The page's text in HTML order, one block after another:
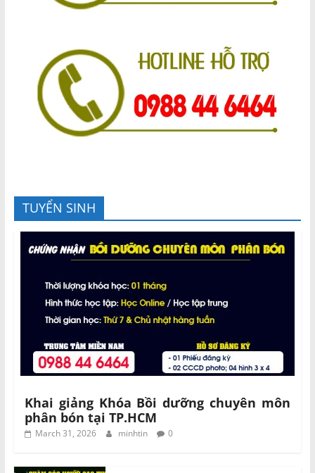
TUYỂN SINH
Khai giảng Khóa Bồi dưỡng chuyên môn
phân bón tại TP.HCM
March 31, 2026 minhtin 0